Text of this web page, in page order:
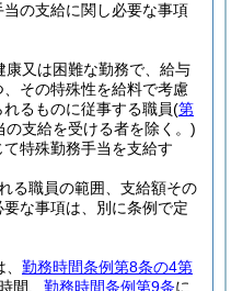
の支給に関し必要な事項
又は困難な勤務で、給与
、その特殊性を給料で考慮
るものに従事する職員(第
支給を受ける者を除く。)
特殊勤務手当を支給す
る職員の範囲、支給額その
な事項は、別に条例で定
勤務時間条例第8条の4第
間、 勤務時間条例第9条に